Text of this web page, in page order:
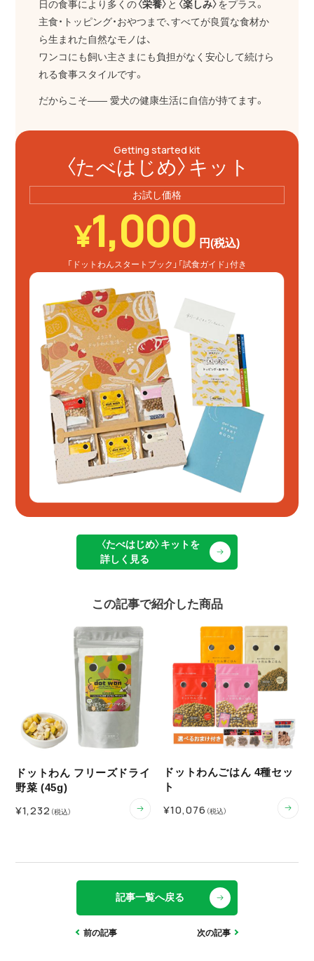
日の食事により多くの〈栄養〉 と 〈楽しみ〉をプラス。
主食・トッピング・おやつまで、すべてが良質な食材か
ら生まれた自然なモノは、
ワンコにも飼い主さまにも負担がなく安心して続けら
れる食事スタイルです。
だからこそ―― 愛犬の健康生活に自信が持てます。
Getting started kit
〈たべはじめ〉キット
お試し価格
¥1,000 円(税込)
「ドットわんスタートブック」 「試食ガイド」付き
〈たべはじめ〉キットを
詳しく見る
この記事で紹介した商品
ドットわん フリーズドライ
野菜 (45g)
¥1,232 （税込）
ドットわんごはん 4種セッ
ト
¥10,076 （税込）
前の記事
記事一覧へ戻る
次の記事